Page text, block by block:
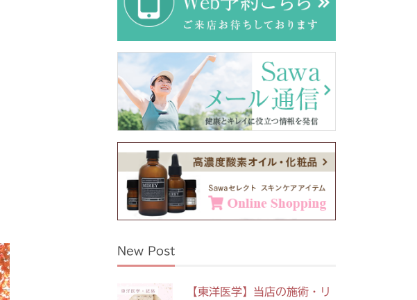
New Post
【東洋医学】当店の施術・リ